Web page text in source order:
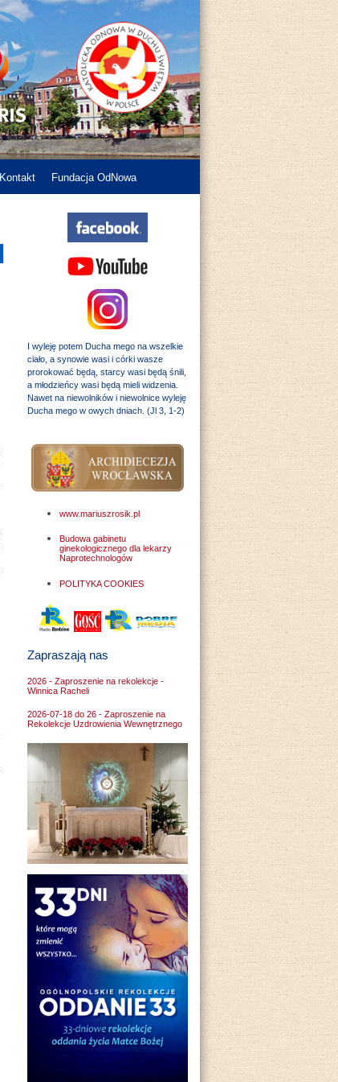
Kontakt Fundacja OdNowa
I wyleję potem Ducha mego na wszelkie
ciało, a synowie wasi i córki wasze
prorokować będą, starcy wasi będą śnili,
a młodzieńcy wasi będą mieli widzenia.
Nawet na niewolników i niewolnice wyleję
Ducha mego w owych dniach. (Jl 3, 1-2)
www.mariuszrosik.pl
Budowa gabinetu
ginekologicznego dla lekarzy
Naprotechnologów
POLITYKA COOKIES
Zapraszają nas
2026 - Zaproszenie na rekolekcje -
Winnica Racheli
2026-07-18 do 26 - Zaproszenie na
Rekolekcje Uzdrowienia Wewnętrznego